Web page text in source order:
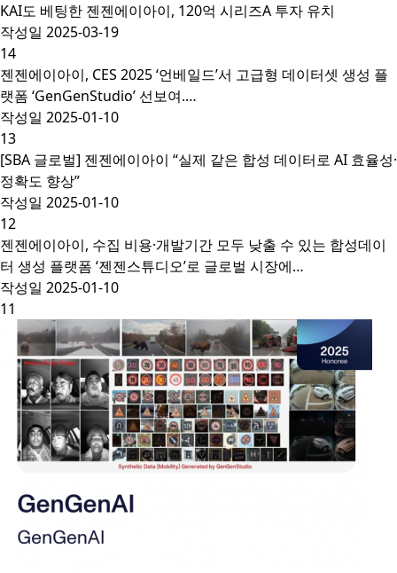
KAI도 베팅한 젠젠에이아이, 120억 시리즈A 투자 유치
작성일 2025-03-19
14
젠젠에이아이, CES 2025 ‘언베일드’서 고급형 데이터셋 생성 플
랫폼 ‘GenGenStudio’ 선보여.…
작성일 2025-01-10
13
[SBA 글로벌] 젠젠에이아이 “실제 같은 합성 데이터로 AI 효율성·
정확도 향상”
작성일 2025-01-10
12
젠젠에이아이, 수집 비용·개발기간 모두 낮출 수 있는 합성데이
터 생성 플랫폼 ‘젠젠스튜디오’로 글로벌 시장에…
작성일 2025-01-10
11